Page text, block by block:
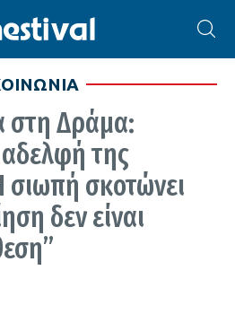
στη Δράμα:
αδελφή της
σιωπή σκοτώνει
δεν είναι